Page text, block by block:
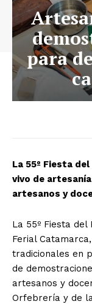
para
La 55º Fiesta
vivo de
artesanos y
La 55º Fiesta
Ferial
tradicionales en
de
artesanos y
Orfebrería y de